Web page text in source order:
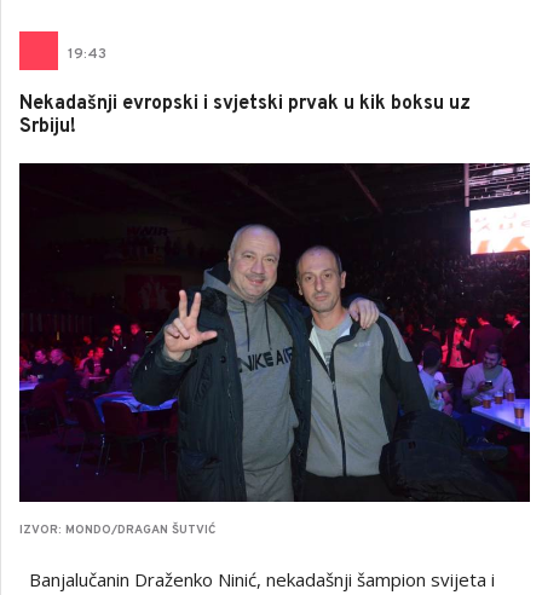
19:43
Nekadašnji evropski i svjetski prvak u kik boksu uz
Srbiju!
IZVOR: MONDO/DRAGAN ŠUTVIĆ
Banjalučanin Draženko Ninić, nekadašnji šampion svijeta i